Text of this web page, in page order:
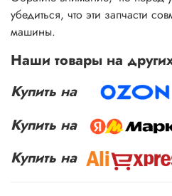
убедиться, что эти запчасти
машины.
Наши товары на
Купить на
Купить на
Купить на